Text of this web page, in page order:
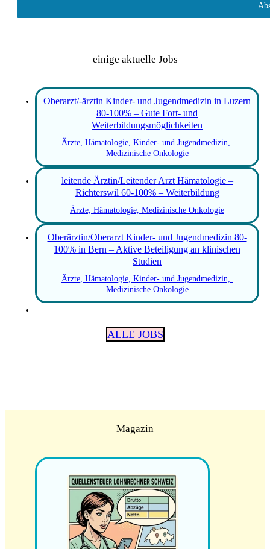
einige aktuelle Jobs
Oberarzt/-ärztin Kinder- und Jugendmedizin in Luzern
80-100% – Gute Fort- und
Weiterbildungsmöglichkeiten
Ärzte, Hämatologie, Kinder- und Jugendmedizin,
Medizinische Onkologie
leitende Ärztin/Leitender Arzt Hämatologie –
Richterswil 60-100% – Weiterbildung
Ärzte, Hämatologie, Medizinische Onkologie
Oberärztin/Oberarzt Kinder- und Jugendmedizin 80-
100% in Bern – Aktive Beteiligung an klinischen
Studien
Ärzte, Hämatologie, Kinder- und Jugendmedizin,
Medizinische Onkologie
ALLE JOBS
Magazin